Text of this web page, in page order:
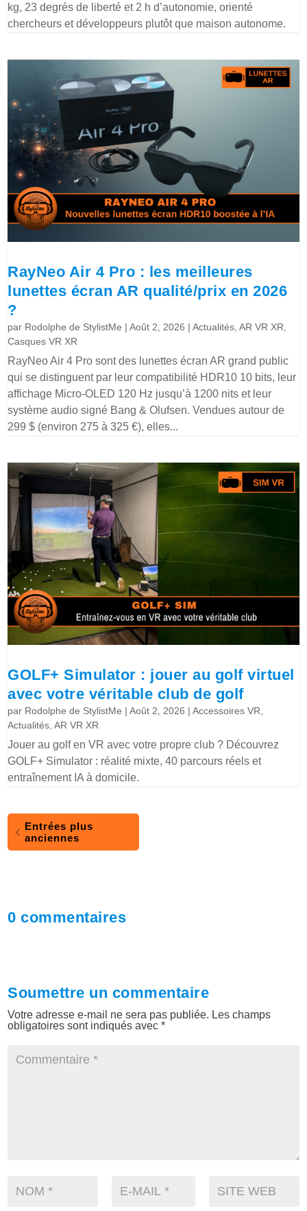
kg, 23 degrés de liberté et 2 h d’autonomie, orienté
chercheurs et développeurs plutôt que maison autonome.
RayNeo Air 4 Pro : les meilleures
lunettes écran AR qualité/prix en 2026
?
par Rodolphe de StylistMe |Août 2, 2026 |Actualités ,AR VR XR
Casques VR XR
RayNeo Air 4 Pro sont des lunettes écran AR grand public
qui se distinguent par leur compatibilité HDR10 10 bits, leur
affichage Micro-OLED 120 Hz jusqu’à 1200 nits et leur
système audio signé Bang & Olufsen. Vendues autour de
299 $ (environ 275 à 325 €), elles...
GOLF+ Simulator : jouer au golf virtuel
avec votre véritable club de golf
par Rodolphe de StylistMe |Août 2, 2026 |Accessoires VR
Actualités ,AR VR XR
Jouer au golf en VR avec votre propre club ? Découvrez
GOLF+ Simulator : réalité mixte, 40 parcours réels et
entraînement IA à domicile.
Entrées plus
anciennes
0 commentaires
Soumettre un commentaire
Votre adresse e-mail ne sera pas publiée. Les champs
obligatoires sont indiqués avec*